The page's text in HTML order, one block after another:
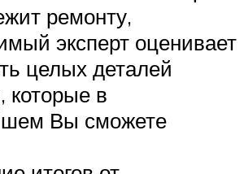
ремонту,
эксперт оценивает
целых деталей
в
Вы сможете